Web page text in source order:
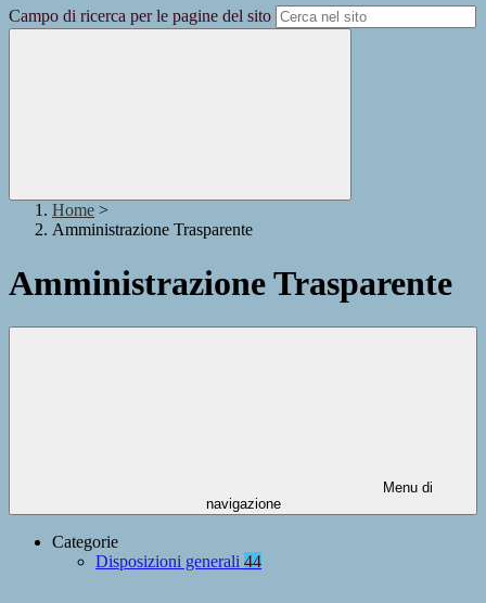
Campo di ricerca per le pagine del sito
Home >
Amministrazione Trasparente
Amministrazione Trasparente
Menu di
navigazione
Categorie
Disposizioni generali 44